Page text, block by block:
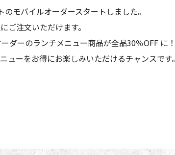
モバイルオーダースタートしました。
ご注文いただけます。
ダーのランチメニュー商品が全品30％OFF に！
ーをお得にお楽しみいただけるチャンスです。